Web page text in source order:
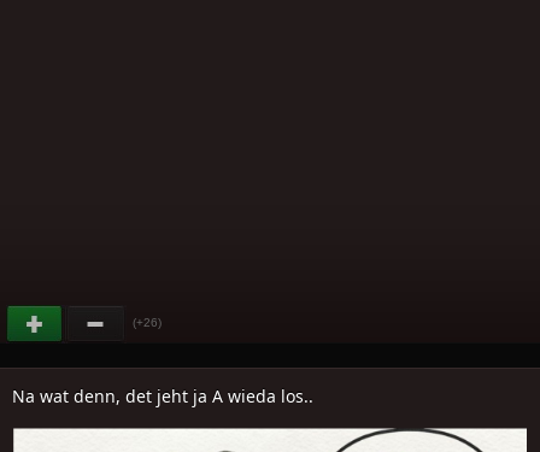
(+26)
Na wat denn, det jeht ja A wieda los..